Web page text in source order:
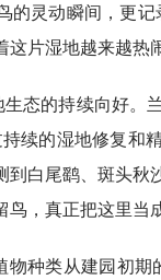
的灵动瞬间，更
这片湿地越来越热
生态的持续向好。
续的湿地修复和
到白尾鹞、斑头秋
鸟，真正把这里当
物种类从建园初